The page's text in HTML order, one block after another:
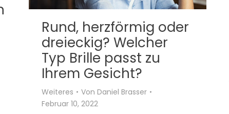
Rund, herzförmig oder
dreieckig? Welcher
Typ Brille passt zu
Ihrem Gesicht?
Weiteres Von Daniel Brasser
Februar 10, 2022